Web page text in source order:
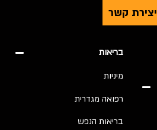
יצירת קשר
בריאות
מיניות
רפואה מגדרית
בריאות הנפש